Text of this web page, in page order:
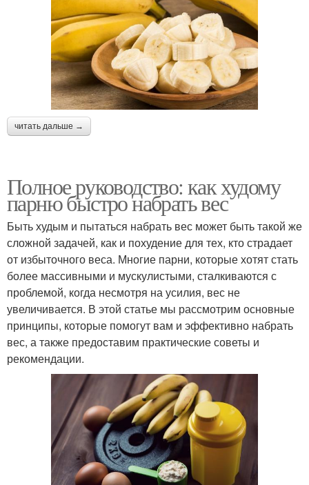
читать дальше →
Полное руководство: как худому
парню быстро набрать вес
Быть худым и пытаться набрать вес может быть такой же
сложной задачей, как и похудение для тех, кто страдает
от избыточного веса. Многие парни, которые хотят стать
более массивными и мускулистыми, сталкиваются с
проблемой, когда несмотря на усилия, вес не
увеличивается. В этой статье мы рассмотрим основные
принципы, которые помогут вам и эффективно набрать
вес, а также предоставим практические советы и
рекомендации.